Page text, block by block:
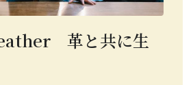
革と共に生